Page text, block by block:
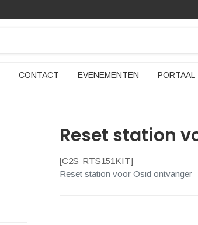
CONTACT EVENEMENTEN PORTAAL
Reset station
[C2S-RTS151KIT]
Reset station voor Osid ontvanger